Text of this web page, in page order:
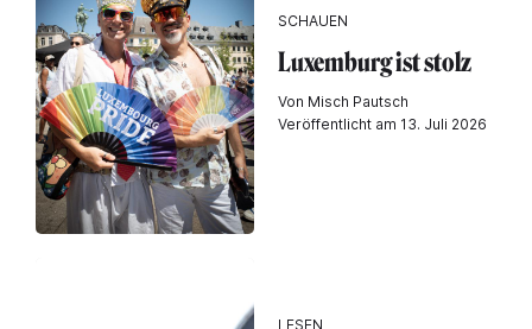
SCHAUEN
Luxemburg ist stolz
Von Misch Pautsch
Veröffentlicht am 13. Juli 2026
LESEN